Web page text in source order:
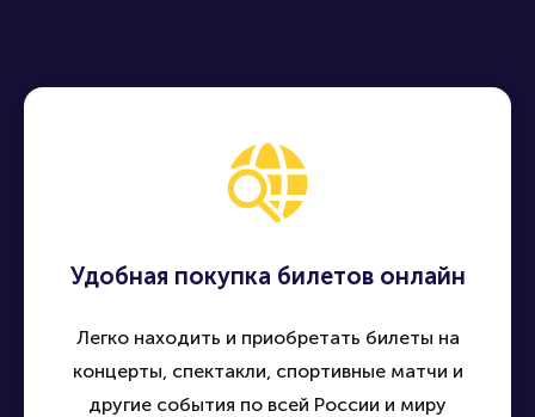
Удобная покупка билетов онлайн
Легко находить и приобретать билеты на
концерты, спектакли, спортивные матчи и
другие события по всей России и миру